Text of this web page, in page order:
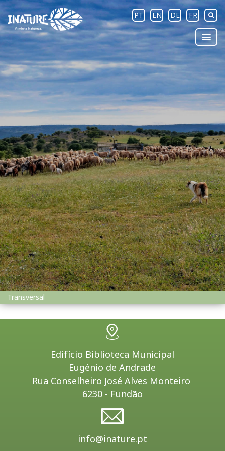
PT EN DE FR
Transversal
Edifício Biblioteca Municipal
Eugénio de Andrade
Rua Conselheiro José Alves Monteiro
6230 - Fundão
info@inature.pt